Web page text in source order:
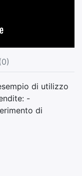
0)
di utilizzo
-
di